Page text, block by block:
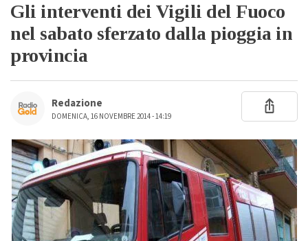
Gli interventi dei Vigili del Fuoco
nel sabato sferzato dalla pioggia in
provincia
Redazione
DOMENICA, 16 NOVEMBRE 2014 - 14:19